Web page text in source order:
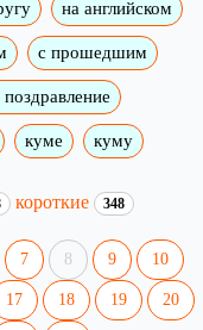
на английском
с прошедшим
куме куму
короткие 348
7 8 9 10
17 18 19 20